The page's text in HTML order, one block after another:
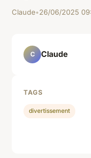
Claude•26/06/2025
C Claude
TAGS
divertissement